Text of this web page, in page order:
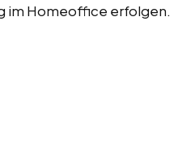
im Homeoffice erfolgen.